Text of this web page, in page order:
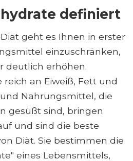
definiert
geht es Ihnen in erster
einzuschränken,
deutlich erhöhen.
an Eiweiß, Fett und
Nahrungsmittel, die
gesüßt sind, bringen
und sind die beste
Diät. Sie bestimmen die
eines Lebensmittels,